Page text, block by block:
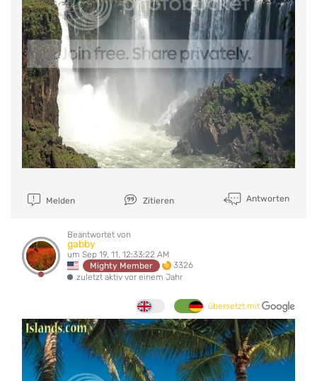
Melden Zitieren Antworten
Beantwortet von
gabby
um Sep 19, 11, 12:33:22 AM
Mighty Member
3326
zuletzt aktiv vor einem Jahr
übersetzt mit